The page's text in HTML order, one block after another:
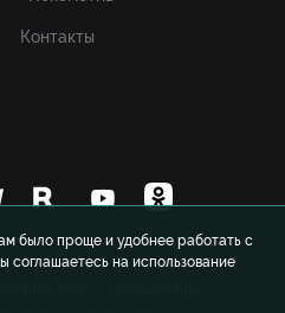
было проще и удобнее работать с
на использование
Контакты
клуб «Локомотив»